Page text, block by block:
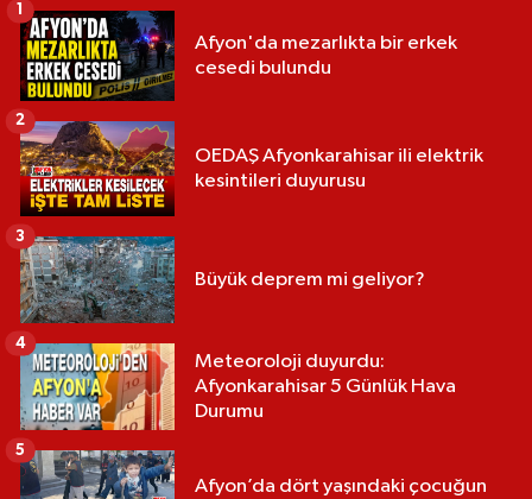
Afyon'da mezarlıkta bir erkek
cesedi bulundu
1
OEDAŞ Afyonkarahisar ili elektrik
kesintileri duyurusu
2
Büyük deprem mi geliyor?
3
Meteoroloji duyurdu:
Afyonkarahisar 5 Günlük Hava
Durumu
4
Afyon’da dört yaşındaki çocuğun
5